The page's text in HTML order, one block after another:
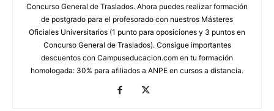
Concurso General de Traslados. Ahora puedes realizar formación
de postgrado para el profesorado con nuestros Másteres
Oficiales Universitarios (1 punto para oposiciones y 3 puntos en
Concurso General de Traslados). Consigue importantes
descuentos con Campuseducacion.com en tu formación
homologada: 30% para afiliados a ANPE en cursos a distancia.